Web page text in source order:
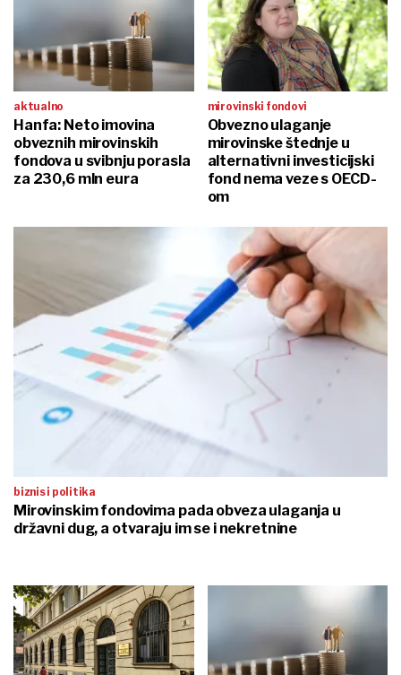
aktualno
Hanfa: Neto imovina
obveznih mirovinskih
fondova u svibnju porasla
za 230,6 mln eura
mirovinski fondovi
Obvezno ulaganje
mirovinske štednje u
alternativni investicijski
fond nema veze s OECD-
om
biznis i politika
Mirovinskim fondovima pada obveza ulaganja u
državni dug, a otvaraju im se i nekretnine